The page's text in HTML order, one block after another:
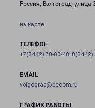
Россия, Волгоград, улица
на карте
ТЕЛЕФОН
+7(8442) 78-00-48, 8(8442)
EMAIL
volgograd@pecom.ru
ГРАФИК РАБОТЫ